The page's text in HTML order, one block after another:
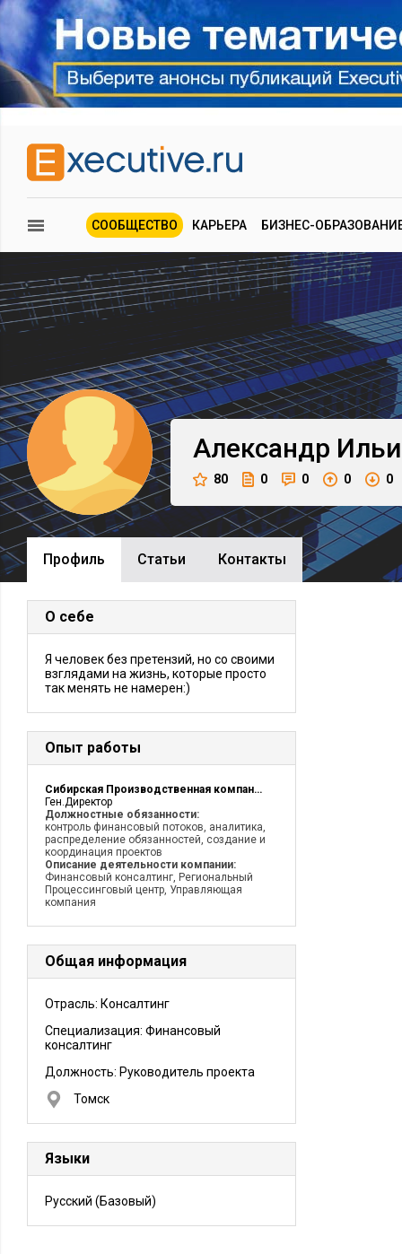
СООБЩЕСТВО КАРЬЕРА БИЗНЕС-
Александр
80 0 0 0 0
Профиль Cтатьи Контакты
О себе
Я человек без претензий, но со своими
взглядами на жизнь, которые просто
так менять не намерен:)
Опыт работы
Сибирская Производственная компания
Ген.Директор
Должностные обязанности:
контроль финансовый потоков, аналитика,
распределение обязанностей, создание и
координация проектов
Описание деятельности компании:
Финансовый консалтинг, Региональный
Процессинговый центр, Управляющая
компания
Общая информация
Отрасль: Консалтинг
Специализация: Финансовый
консалтинг
Должность: Руководитель проекта
Томск
Языки
Русский (Базовый)